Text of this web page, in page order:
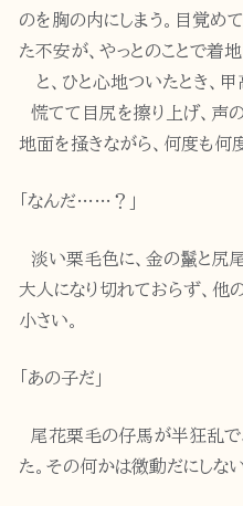
のを胸の内にしまう。目覚め
た不安が、やっとのことで着地
と、ひと心地ついたとき、甲
慌てて目尻を擦り上げ、声
地面を掻きながら、何度も何
「なんだ……？」
淡い栗毛色に、金の鬣と尻
大人になり切れておらず、他
小さい。
「あの子だ」
尾花栗毛の仔馬が半狂乱で
た。その何かは微動だにしな